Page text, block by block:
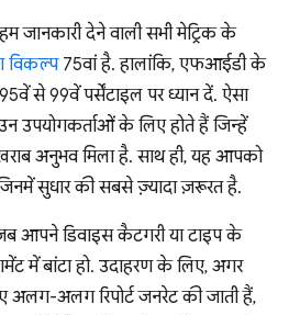
जानकारी देने वाली सभी मेट्रिक के
विकल्प75वां है. हालांकि, एफआईडी के
से 99वें पर्सेंटाइल पर ध्यान दें. ऐसा
उपयोगकर्ताओं के लिए होते हैं जिन्हें
अनुभव मिला है. साथ ही, यह आपको
सुधार की सबसे ज़्यादा ज़रूरत है.
आपने डिवाइस कैटगरी या टाइप के
में बांटा हो. उदाहरण के लिए, अगर
अलग रिपोर्ट जनरेट की जाती हैं,